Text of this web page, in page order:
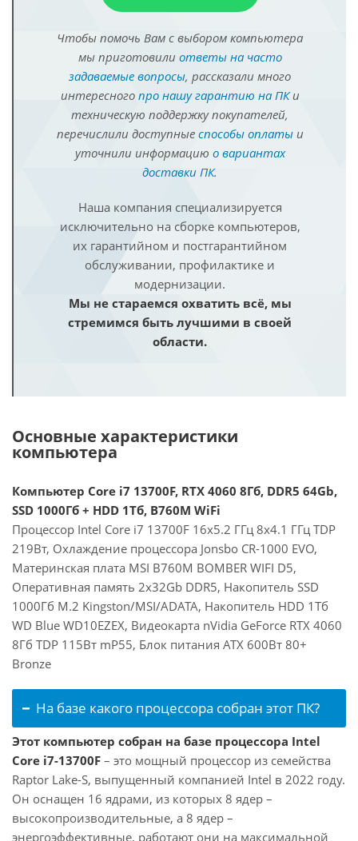
Чтобы помочь Вам с выбором компьютера
мы приготовили ответы на часто
задаваемые вопросы, рассказали много
интересного про нашу гарантию на ПКи
техническую поддержку покупателей,
перечислили доступные способы оплатыи
уточнили информацию о вариантах
доставки ПК.
Наша компания специализируется
исключительно на сборке компьютеров,
их гарантийном и постгарантийном
обслуживании, профилактике и
модернизации.
Мы не стараемся охватить всё, мы
стремимся быть лучшими в своей
области.
Основные характеристики
компьютера
Компьютер Core i7 13700F, RTX 4060 8Гб, DDR5 64Gb,
SSD 1000Гб + HDD 1Тб, B760M WiFi
Процессор Intel Core i7 13700F 16x5.2 ГГц 8x4.1 ГГц TDP
219Вт, Охлаждение процессора Jonsbo CR-1000 EVO,
Материнская плата MSI B760M BOMBER WIFI D5,
Оперативная память 2x32Gb DDR5, Накопитель SSD
1000Гб M.2 Kingston/MSI/ADATA, Накопитель HDD 1Тб
WD Blue WD10EZEX, Видеокарта nVidia GeForce RTX 4060
8Гб TDP 115Вт mP55, Блок питания ATX 600Вт 80+
Bronze
На базе какого процессора собран этот ПК?
Этот компьютер собран на базе процессора Intel
Core i7-13700F – это мощный процессор из семейства
Raptor Lake-S, выпущенный компанией Intel в 2022 году.
Он оснащен 16 ядрами, из которых 8 ядер –
высокопроизводительные, а 8 ядер –
энергоэффективные, работают они на максимальной